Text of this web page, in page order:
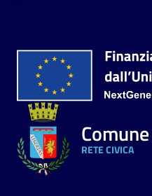
RETE CIVICA